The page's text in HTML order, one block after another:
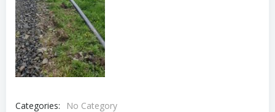
Categories:
No Category